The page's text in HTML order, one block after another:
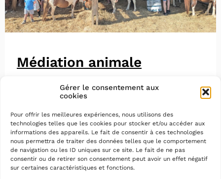
Gérer le consentement aux
cookies
Pour offrir les meilleures expériences, nous utilisons des
technologies telles que les cookies pour stocker et/ou accéder aux
informations des appareils. Le fait de consentir à ces technologies
nous permettra de traiter des données telles que le comportement
de navigation ou les ID uniques sur ce site. Le fait de ne pas
consentir ou de retirer son consentement peut avoir un effet négatif
sur certaines caractéristiques et fonctions.
Médiation animale